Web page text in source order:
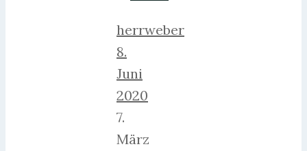
herrweber
8.
Juni
2020
7.
März